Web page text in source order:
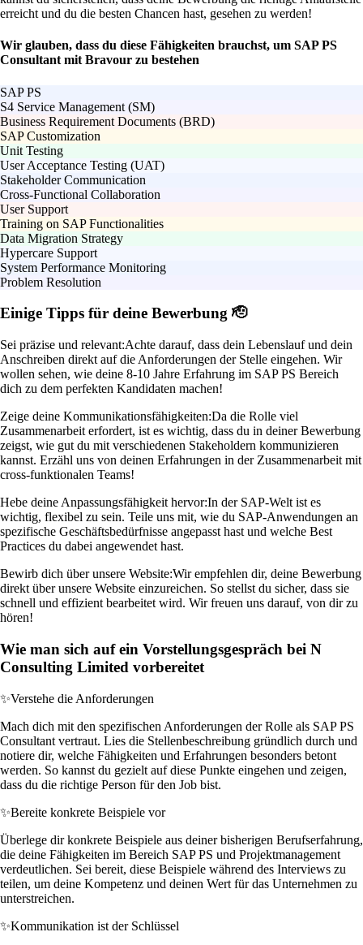
erreicht und du die besten Chancen hast, gesehen zu werden!
Wir glauben, dass du diese Fähigkeiten brauchst, um SAP PS
Consultant mit Bravour zu bestehen
SAP PS
S4 Service Management (SM)
Business Requirement Documents (BRD)
SAP Customization
Unit Testing
User Acceptance Testing (UAT)
Stakeholder Communication
Cross-Functional Collaboration
User Support
Training on SAP Functionalities
Data Migration Strategy
Hypercare Support
System Performance Monitoring
Problem Resolution
Einige Tipps für deine Bewerbung 🫡
Sei präzise und relevant:Achte darauf, dass dein Lebenslauf und dein
Anschreiben direkt auf die Anforderungen der Stelle eingehen. Wir
wollen sehen, wie deine 8-10 Jahre Erfahrung im SAP PS Bereich
dich zu dem perfekten Kandidaten machen!
Zeige deine Kommunikationsfähigkeiten:Da die Rolle viel
Zusammenarbeit erfordert, ist es wichtig, dass du in deiner Bewerbung
zeigst, wie gut du mit verschiedenen Stakeholdern kommunizieren
kannst. Erzähl uns von deinen Erfahrungen in der Zusammenarbeit mit
cross-funktionalen Teams!
Hebe deine Anpassungsfähigkeit hervor:In der SAP-Welt ist es
wichtig, flexibel zu sein. Teile uns mit, wie du SAP-Anwendungen an
spezifische Geschäftsbedürfnisse angepasst hast und welche Best
Practices du dabei angewendet hast.
Bewirb dich über unsere Website:Wir empfehlen dir, deine Bewerbung
direkt über unsere Website einzureichen. So stellst du sicher, dass sie
schnell und effizient bearbeitet wird. Wir freuen uns darauf, von dir zu
hören!
Wie man sich auf ein Vorstellungsgespräch bei N
Consulting Limited vorbereitet
✨Verstehe die Anforderungen
Mach dich mit den spezifischen Anforderungen der Rolle als SAP PS
Consultant vertraut. Lies die Stellenbeschreibung gründlich durch und
notiere dir, welche Fähigkeiten und Erfahrungen besonders betont
werden. So kannst du gezielt auf diese Punkte eingehen und zeigen,
dass du die richtige Person für den Job bist.
✨Bereite konkrete Beispiele vor
Überlege dir konkrete Beispiele aus deiner bisherigen Berufserfahrung,
die deine Fähigkeiten im Bereich SAP PS und Projektmanagement
verdeutlichen. Sei bereit, diese Beispiele während des Interviews zu
teilen, um deine Kompetenz und deinen Wert für das Unternehmen zu
unterstreichen.
✨Kommunikation ist der Schlüssel